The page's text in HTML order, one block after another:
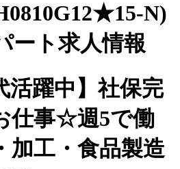
N)
ート求人情報
活躍中】社保完
仕事☆週5で働
工・食品製造